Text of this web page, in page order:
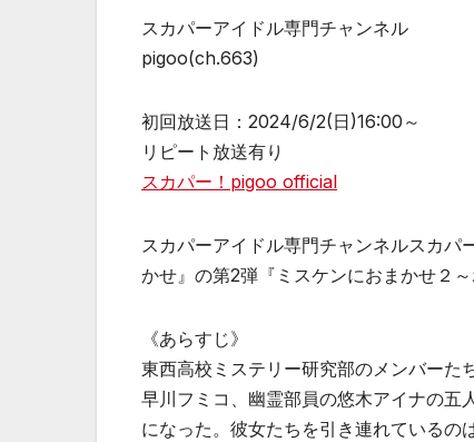
スカパーアイドル専門チャンネル
pigoo(ch.663)
初回放送日：2024/6/2(日)16:00～
リピート放送有り
スカパー！pigoo official
スカパーアイドル専門チャンネルスカパ
かせ』の第2弾『ミスケンにおまかせ２
《あらすじ》
東西高校ミステリー研究部のメンバーた
早川フミコ、幽霊部員の悠木アイナの五
になった。彼女たちを引き連れているの